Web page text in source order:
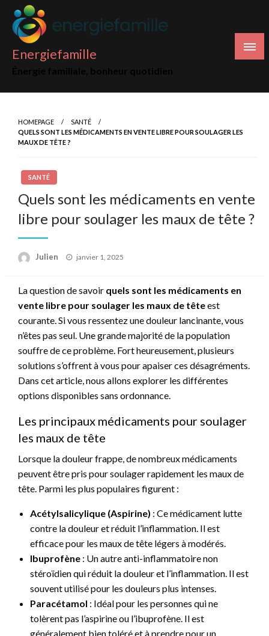
Skip
content
Energiefamille
HOMEPAGE
SANTÉ
QUELS SONT LES MÉDICAMENTS EN VENTE LIBRE POUR SOULAGER LES
MAUX DE TÊTE ?
SANTÉ
Quels sont les médicaments en vente
libre pour soulager les maux de tête ?
Julien
Posted
janvier 1, 2025
La question de savoir quels sont les médicaments en
vente libre pour soulager les maux de têteest
courante. Si vous ressentez une douleur lancinante, vous
n’êtes pas seul. Une grande majorité de la population
souffre de ce problème. Fort heureusement, plusieurs
solutions s’offrent à vous pour apaiser ces désagréments.
Dans cet article, nous allons explorer les différentes
options disponibles sans ordonnance.
Les principaux médicaments pour soulager
les maux de tête
Lorsque la douleur frappe, de nombreux médicaments
peuvent être pris pour soulager rapidement les maux de
tête. Parmi les plus populaires figurent :
Acétylsalicylique (Aspirine) : Ce médicament lutte
contre la douleur et réduit l’inflammation. Il est
efficace pour les maux de tête légers à modérés.
Ibuprofène : Un autre anti-inflammatoire non
stéroïdien qui réduit la douleur et l’inflammation. Il est
souvent utilisé pour les douleurs plus intenses.
Paracétamol : Idéal pour les personnes qui ne
tolèrent pas l’aspirine ou l’ibuprofène. Il est
généralement bien toléré et à prendre pour un